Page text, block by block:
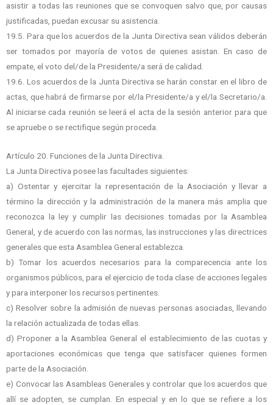
asistir a todas las reuniones que se convoquen salvo que, por causas
justificadas, puedan excusar su asistencia.
19.5. Para que los acuerdos de la Junta Directiva sean válidos deberán
ser tomados por mayoría de votos de quienes asistan. En caso de
empate, el voto del/de la Presidente/a será de calidad.
19.6. Los acuerdos de la Junta Directiva se harán constar en el libro de
actas, que habrá defirmarse por el/la Presidente/a y el/la Secretario/a.
Al iniciarse cada reunión se leerá el acta de la sesión anterior para que
se apruebe o se rectifique según proceda.
Artículo 20. Funciones de la Junta Directiva.
La Junta Directiva posee las facultades siguientes:
a) Ostentar y ejercitar la representación de la Asociación y llevar a
término la dirección y la administración de la manera más amplia que
reconozca la ley y cumplir las decisiones tomadas por la Asamblea
General, y de acuerdo con las normas, las instrucciones y las directrices
generales que esta Asamblea General establezca.
b) Tomar los acuerdos necesarios para la comparecencia ante los
organismos públicos,para el ejercicio de toda clase de acciones legales
y para interponer los recursospertinentes.
c) Resolver sobre la admisión de nuevas personas asociadas, llevando
la relación actualizada de todas ellas.
d) Proponer a la Asamblea General el establecimiento de las cuotas y
aportacioneseconómicas que tenga que satisfacer quienes formen
parte de la Asociación.
e) Convocar las Asambleas Generales y controlar que los acuerdos que
allí se adopten, se cumplan. En especial y en lo que se refiere a los